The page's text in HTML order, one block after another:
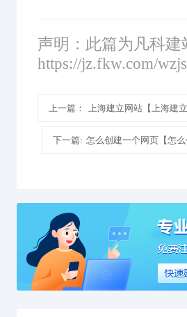
声明：此篇为凡科
https://jz.fkw.com/
上一篇： 上海建立网站【上海建
下一篇: 怎么创建一个网页【怎